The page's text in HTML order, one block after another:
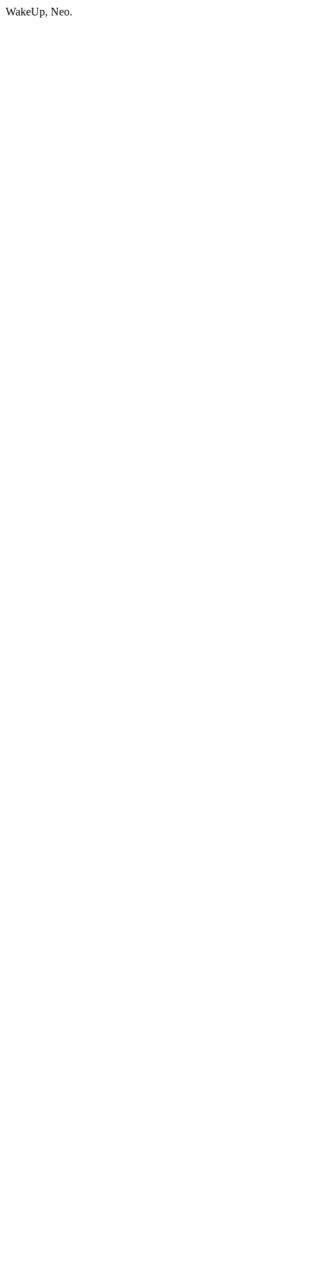
WakeUp, Neo.